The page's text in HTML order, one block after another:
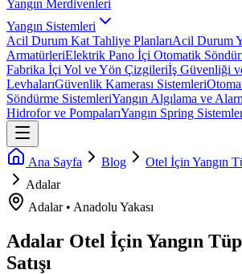
Yangın Merdivenleri
Yangın Sistemleri
Acil Durum Kat Tahliye PlanlarıAcil Durum
ArmatürleriElektrik Pano İçi Otomatik
Fabrika İçi Yol ve Yön Çizgileriİş Güvenliği
LevhalarıGüvenlik Kamerası Sistemleri
Söndürme SistemleriYangın Algılama ve
Hidrofor ve PompalarıYangın Spring
Ana Sayfa Blog
Otel İçin Yangın
Adalar
Adalar• Anadolu Yakası
Adalar Otel İçin Yangın
Satışı